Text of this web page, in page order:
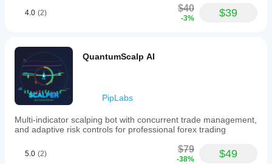
4.0 (2) $40
-3% $39
QuantumScalp AI
PipLabs
Multi-indicator scalping bot with concurrent trade management,
and adaptive risk controls for professional forex trading
5.0 (2) $79
-38% $49